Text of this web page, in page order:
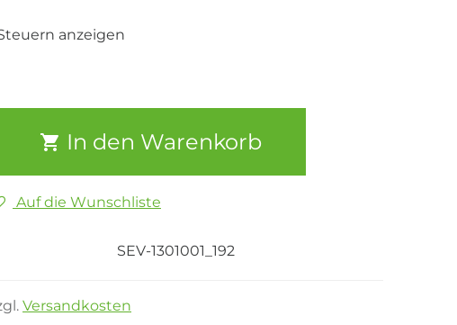
anzeigen
In den Warenkorb
Auf die Wunschliste
SEV-1301001_192
Versandkosten